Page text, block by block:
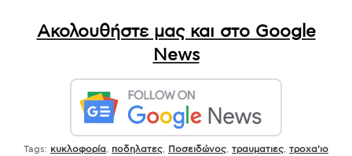
Ακολουθήστε μας και στο Google
News
Tags: κυκλοφορία ποδηλατες Ποσειδώνος τραυματιες τροχα'ιο